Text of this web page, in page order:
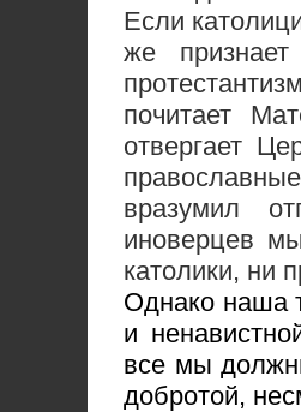
Если
же
почитает
отвергает
вразумил
иноверцев
католики, ни
Однако наша
и
все мы
добротой,